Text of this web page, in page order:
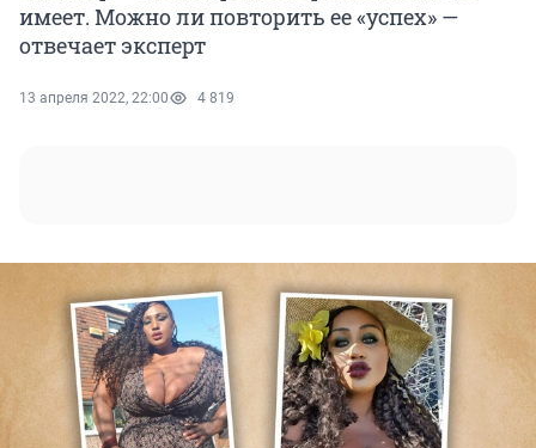
имеет. Можно ли повторить ее «успех» —
отвечает эксперт
13 апреля 2022, 22:00 4 819